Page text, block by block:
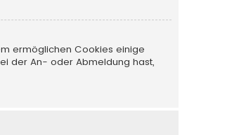
ermöglichen Cookies einige
der An- oder Abmeldung hast,